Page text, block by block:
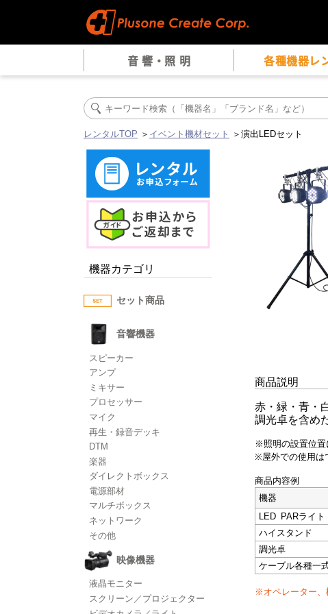
音 響・照 明 各種機器レ
レンタルTOP ＞ イベント機材セット ＞演出LEDセット
機器カテゴリ
セット商品
音響機器
スピーカー
アンプ
ミキサー
プロセッサー
マイク
再生・録音デッキ
DTM
楽器
ダイレクトボックス
電源部材
マルチボックス
ネットワーク
その他
映像機器
液晶モニター
スクリーン／プロジェクター
商品説明
赤・緑・青・
調光卓を含め
※照明の設置位置
※屋外での使用は
商品内容例
機器
LED PARライト
ハイスタンド
調光卓
ケーブル各種一
※オペレーター、